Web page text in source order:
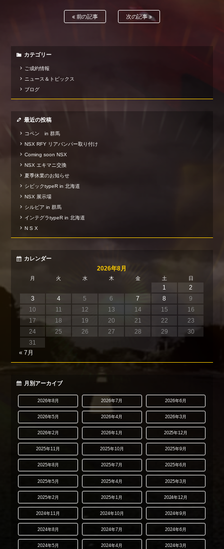
前の記事 次の記事
カテゴリー
ご成約情報
ニュース＆トピックス
ブログ
最近の投稿
コペン in 群馬
NSX RFY リアバンパー取り付け
Coming soon NSX
NSX エキマニ交換
夏季休業のお知らせ
シビックtypeR in 北海道
NSX 展示場
シルビア in 群馬
インテグラtypeR in 北海道
N S X
カレンダー
2026年8月
月 火 水 木 金 土 日
1
2
3
4 5 6 7 8
9
10
11 12 13 14 15
16
17
18 19 20 21 22
23
24
25 26 27 28 29
30
31
« 7月
月別アーカイブ
2026年8月 2026年7月 2026年6月
2026年5月 2026年4月 2026年3月
2026年2月 2026年1月 2025年12月
2025年11月 2025年10月 2025年9月
2025年8月 2025年7月 2025年6月
2025年5月 2025年4月 2025年3月
2025年2月 2025年1月 2024年12月
2024年11月 2024年10月 2024年9月
2024年8月 2024年7月 2024年6月
2024年5月 2024年4月 2024年3月